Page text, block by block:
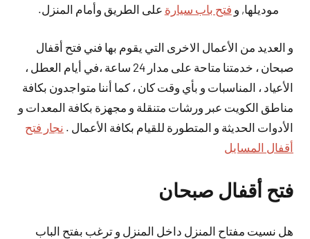
موديلها, و فتح باب سيارة على الطريق وأمام المنزل.
و العديد من الأعمال الاخرى التي يقوم بها فني فتح أقفال
صبحان ، خدمتنا متاحة على مدار 24 ساعة ،في أيام العطل ،
الأعياد ، المناسبات و بأي وقت كان ، كما أننا متواجدون بكافة
مناطق الكويت عبر ورشات متنقلة و مجهزة بكافة المعدات و
الأدوات الحديثة و المتطورة للقيام بكافة الأعمال . نجار فتح
أقفال المسايل
فتح أقفال صبحان
هل نسيت مفتاح المنزل داخل المنزل و ترغب بفتح الباب